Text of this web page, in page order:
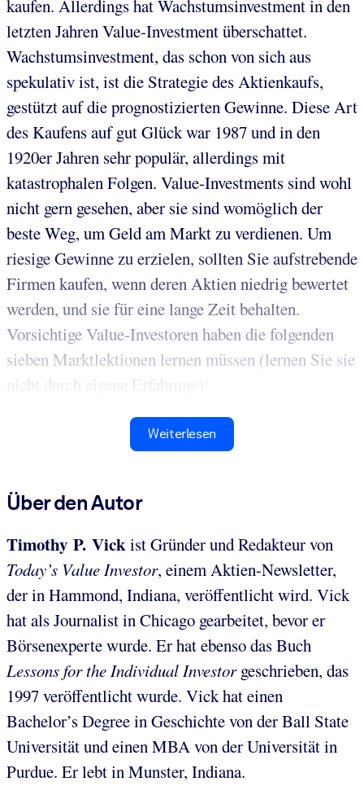
kaufen. Allerdings hat Wachstumsinvestment in den
letzten Jahren Value-Investment überschattet.
Wachstumsinvestment, das schon von sich aus
spekulativ ist, ist die Strategie des Aktienkaufs,
gestützt auf die prognostizierten Gewinne. Diese Art
des Kaufens auf gut Glück war 1987 und in den
1920er Jahren sehr populär, allerdings mit
katastrophalen Folgen. Value-Investments sind wohl
nicht gern gesehen, aber sie sind womöglich der
beste Weg, um Geld am Markt zu verdienen. Um
riesige Gewinne zu erzielen, sollten Sie aufstrebende
Firmen kaufen, wenn deren Aktien niedrig bewertet
werden, und sie für eine lange Zeit behalten.
Vorsichtige Value-Investoren haben die folgenden
sieben Marktlektionen lernen müssen (lernen Sie sie
nicht durch eigene Erfahrung):
Weiterlesen
Über den Autor
Timothy P. Vickist Gründer und Redakteur von
Today’s Value Investor, einem Aktien-Newsletter,
der in Hammond, Indiana, veröffentlicht wird. Vick
hat als Journalist in Chicago gearbeitet, bevor er
Börsenexperte wurde. Er hat ebenso das Buch
Lessons for the Individual Investorgeschrieben, das
1997 veröffentlicht wurde. Vick hat einen
Bachelor’s Degree in Geschichte von der Ball State
Universität und einen MBA von der Universität in
Purdue. Er lebt in Munster, Indiana.